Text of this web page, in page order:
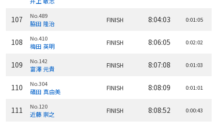
107 No.489
脇田 隆治 FINISH 8:04:03 0:01:05
108 No.410
梅田 英明 FINISH 8:06:05 0:02:02
109 No.142
富澤 元貴 FINISH 8:07:08 0:01:03
110 No.304
礒田 真由美 FINISH 8:08:09 0:01:01
111 No.120
近藤 崇之 FINISH 8:08:52 0:00:43